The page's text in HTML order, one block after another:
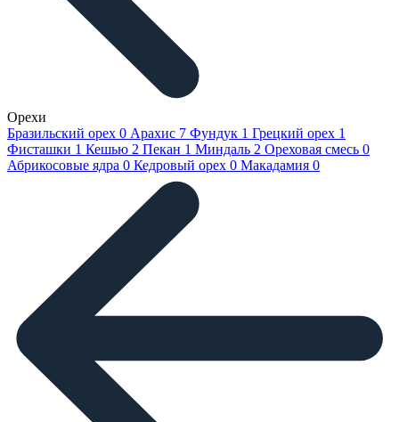
Орехи
Бразильский орех 0 Арахис 7 Фундук 1 Грецкий орех 1
Фисташки 1 Кешью 2 Пекан 1 Миндаль 2 Ореховая смесь 0
Абрикосовые ядра 0 Кедровый орех 0 Макадамия 0